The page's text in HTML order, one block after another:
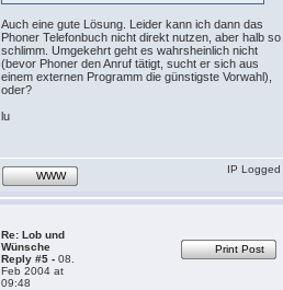
Auch eine gute Lösung. Leider kann ich dann das
Phoner Telefonbuch nicht direkt nutzen, aber halb so
schlimm. Umgekehrt geht es wahrsheinlich nicht
(bevor Phoner den Anruf tätigt, sucht er sich aus
einem externen Programm die günstigste Vorwahl),
oder?
lu
WWW
IP Logged
Re: Lob und
Wünsche
Reply #5 - 08.
Feb 2004 at
09:48
Print Post